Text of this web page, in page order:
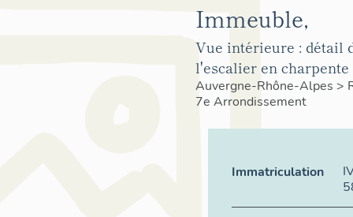
Immeuble,
Vue intérieure : détail
l'escalier en charpente
Auvergne-Rhône-Alpes >
7e Arrondissement
Immatriculation